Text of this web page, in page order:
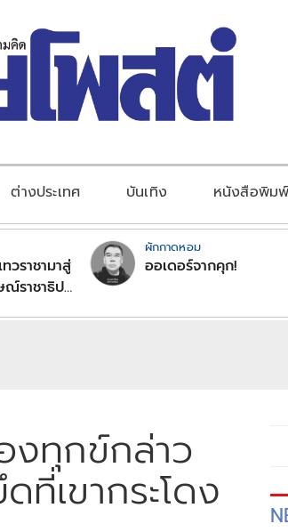
ต่างประเทศ บันเทิง หนังสือพิมพ์
วราชามาสู่
ณ์ราชาธิป
ผักกาดหอม
ออเดอร์จากคุก!
งทุกข์กล่าว
เขากระโดง